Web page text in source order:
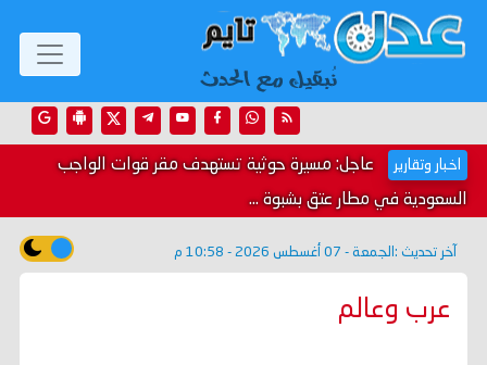
اخبار وتقارير عاجل: مسيرة حوثية تستهدف مقر قوات الواجب
السعودية في مطار عتق بشبوة ...
آخر تحديث : الجمعة - 07 أغسطس 2026 - 10:58 م
عرب وعالم